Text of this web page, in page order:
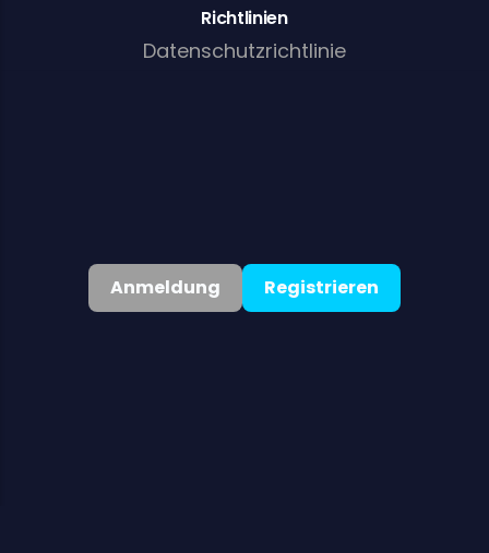
Richtlinien
Datenschutzrichtlinie
Deutsch
Anmeldung Registrieren